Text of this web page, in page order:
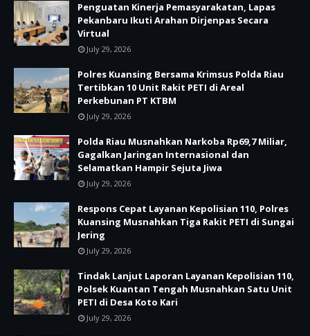
Penguatan Kinerja Pemasyarakatan, Lapas
Pekanbaru Ikuti Arahan Dirjenpas Secara
Virtual
July 29, 2026
Polres Kuansing Bersama Krimsus Polda Riau
Tertibkan 10 Unit Rakit PETI di Areal
Perkebunan PT KTBM
July 29, 2026
Polda Riau Musnahkan Narkoba Rp69,7 Miliar,
Gagalkan Jaringan Internasional dan
Selamatkan Hampir Sejuta Jiwa
July 29, 2026
Respons Cepat Layanan Kepolisian 110, Polres
Kuansing Musnahkan Tiga Rakit PETI di Sungai
Jering
July 29, 2026
Tindak Lanjut Laporan Layanan Kepolisian 110,
Polsek Kuantan Tengah Musnahkan Satu Unit
PETI di Desa Koto Kari
July 29, 2026